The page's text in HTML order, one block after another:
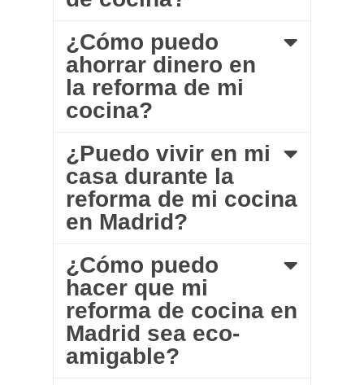
¿Cómo puedo
ahorrar dinero en
la reforma de mi
cocina?
¿Puedo vivir en mi
casa durante la
reforma de mi cocina
en Madrid?
¿Cómo puedo
hacer que mi
reforma de cocina en
Madrid sea eco-
amigable?